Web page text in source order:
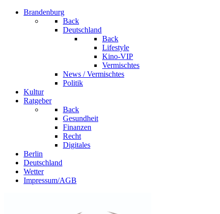
Brandenburg
Back
Deutschland
Back
Lifestyle
Kino-VIP
Vermischtes
News / Vermischtes
Politik
Kultur
Ratgeber
Back
Gesundheit
Finanzen
Recht
Digitales
Berlin
Deutschland
Wetter
Impressum/AGB